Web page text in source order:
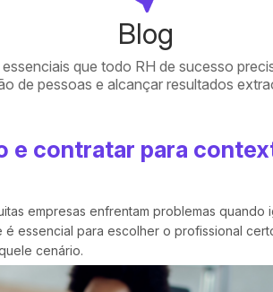
Blog
que todo RH de sucesso
de pessoas e alcançar resultados
e contratar para
empresas enfrentam problemas quando
essencial para escolher o profissional
cenário.